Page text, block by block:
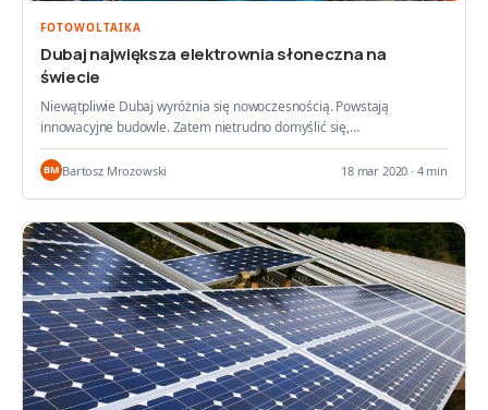
FOTOWOLTAIKA
Dubaj największa elektrownia słoneczna na
świecie
Niewątpliwie Dubaj wyróżnia się nowoczesnością. Powstają
innowacyjne budowle. Zatem nietrudno domyślić się,…
BM Bartosz Mrozowski 18 mar 2020 · 4 min